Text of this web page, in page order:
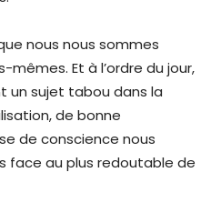
nous nous sommes
Et à l’ordre du jour,
un sujet tabou dans la
de bonne
de conscience nous
face au plus redoutable de